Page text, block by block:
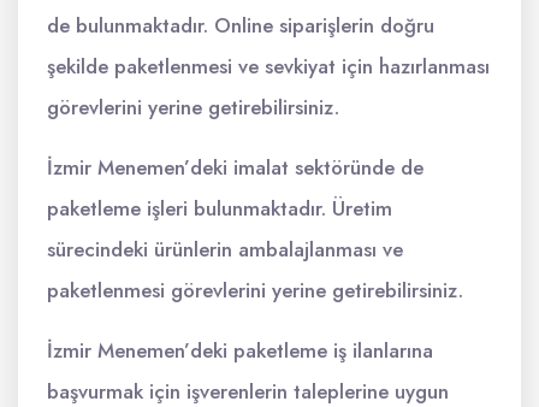
de bulunmaktadır. Online siparişlerin doğru
şekilde paketlenmesi ve sevkiyat için hazırlanması
görevlerini yerine getirebilirsiniz.
İzmir Menemen’deki imalat sektöründe de
paketleme işleri bulunmaktadır. Üretim
sürecindeki ürünlerin ambalajlanması ve
paketlenmesi görevlerini yerine getirebilirsiniz.
İzmir Menemen’deki paketleme iş ilanlarına
başvurmak için işverenlerin taleplerine uygun